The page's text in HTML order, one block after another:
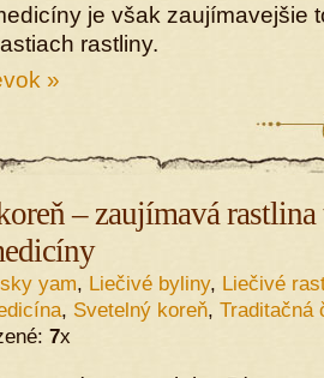
je však zaujímavejšie
rastliny.
»
– zaujímavá
yam, Liečivé byliny, Liečivé
, Svetelný koreň, Traditačná
7x